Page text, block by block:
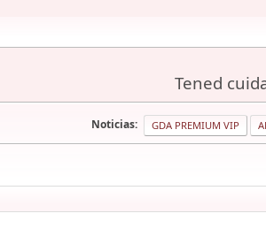
Tened
Noticias: GDA PREMIUM VIP